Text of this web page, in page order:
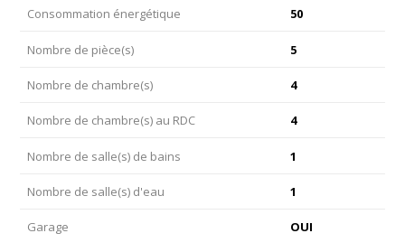
Consommation énergétique 50
Nombre de pièce(s) 5
Nombre de chambre(s) 4
Nombre de chambre(s) au RDC 4
Nombre de salle(s) de bains 1
Nombre de salle(s) d'eau 1
Garage OUI